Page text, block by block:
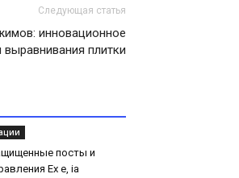
Следующая статья
инновационное
плитки
посты и
Ex e, ia